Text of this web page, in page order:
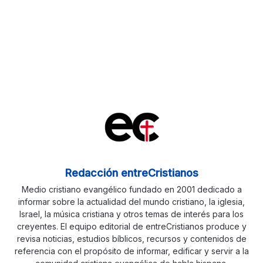
Redacción entreCristianos
Medio cristiano evangélico fundado en 2001 dedicado a
informar sobre la actualidad del mundo cristiano, la iglesia,
Israel, la música cristiana y otros temas de interés para los
creyentes. El equipo editorial de entreCristianos produce y
revisa noticias, estudios bíblicos, recursos y contenidos de
referencia con el propósito de informar, edificar y servir a la